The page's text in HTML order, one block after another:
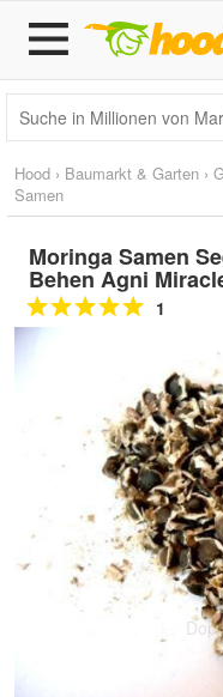
Hood › Baumarkt & Garten ›
Samen
Moringa Samen
Behen Agni
1